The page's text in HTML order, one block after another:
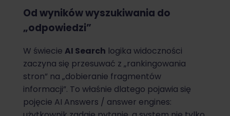
Od wyników wyszukiwania do
„odpowiedzi”
W świecie AI Search logika widoczności
zaczyna się przesuwać z „rankingowania
stron” na „dobieranie fragmentów
informacji”. To właśnie dlatego pojawia się
pojęcie AI Answers / answer engines: